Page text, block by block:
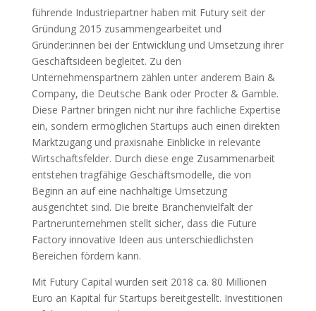
führende Industriepartner haben mit Futury seit der
Gründung 2015 zusammengearbeitet und
Gründer:innen bei der Entwicklung und Umsetzung ihrer
Geschäftsideen begleitet. Zu den
Unternehmenspartnern zählen unter anderem Bain &
Company, die Deutsche Bank oder Procter & Gamble.
Diese Partner bringen nicht nur ihre fachliche Expertise
ein, sondern ermöglichen Startups auch einen direkten
Marktzugang und praxisnahe Einblicke in relevante
Wirtschaftsfelder. Durch diese enge Zusammenarbeit
entstehen tragfähige Geschäftsmodelle, die von
Beginn an auf eine nachhaltige Umsetzung
ausgerichtet sind. Die breite Branchenvielfalt der
Partnerunternehmen stellt sicher, dass die Future
Factory innovative Ideen aus unterschiedlichsten
Bereichen fördern kann.
Mit Futury Capital wurden seit 2018 ca. 80 Millionen
Euro an Kapital für Startups bereitgestellt. Investitionen